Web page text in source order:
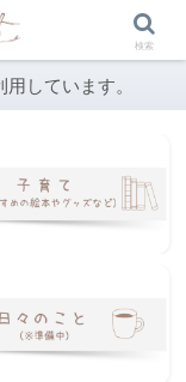
しています。
検索